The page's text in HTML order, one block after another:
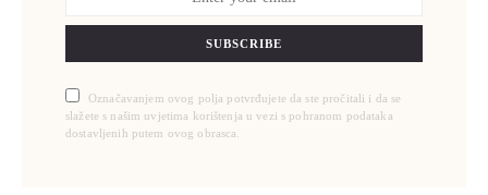
SUBSCRIBE
Označavanjem ovog polja potvrđujete da ste pročitali i da se
slažete s našim uvjetima korištenja u vezi s pohranom podataka
dostavljenih putem ovog obrasca.